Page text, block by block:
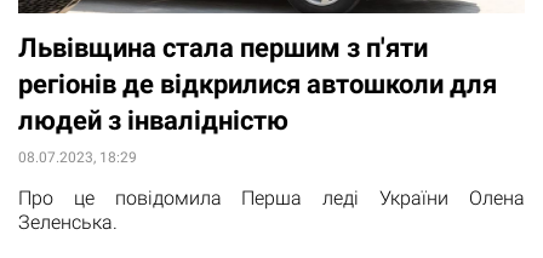
Львівщина стала першим з п'яти
регіонів де відкрилися автошколи для
людей з інвалідністю
08.07.2023, 18:29
Про це повідомила Перша леді України Олена
Зеленська.